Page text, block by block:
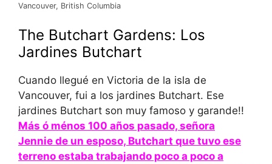
Vancouver, British Columbia
The Butchart Gardens: Los
Jardines Butchart
Cuando llegué en Victoria de la isla de
Vancouver, fui a los jardines Butchart. Ese
jardines Butchart son muy famoso y garande!!
Más ó ménos 100 años pasado, señora
Jennie de un esposo, Butchart que tuvo ese
terreno estaba trabajando poco a poco a